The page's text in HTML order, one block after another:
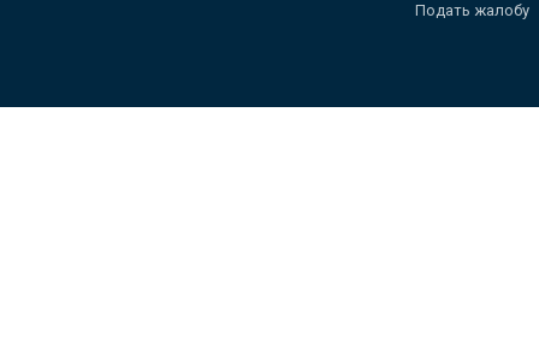
Подать жалобу